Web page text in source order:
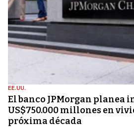
EE.UU.
El banco JPMorgan planea
US$750.000 millones en
próxima década